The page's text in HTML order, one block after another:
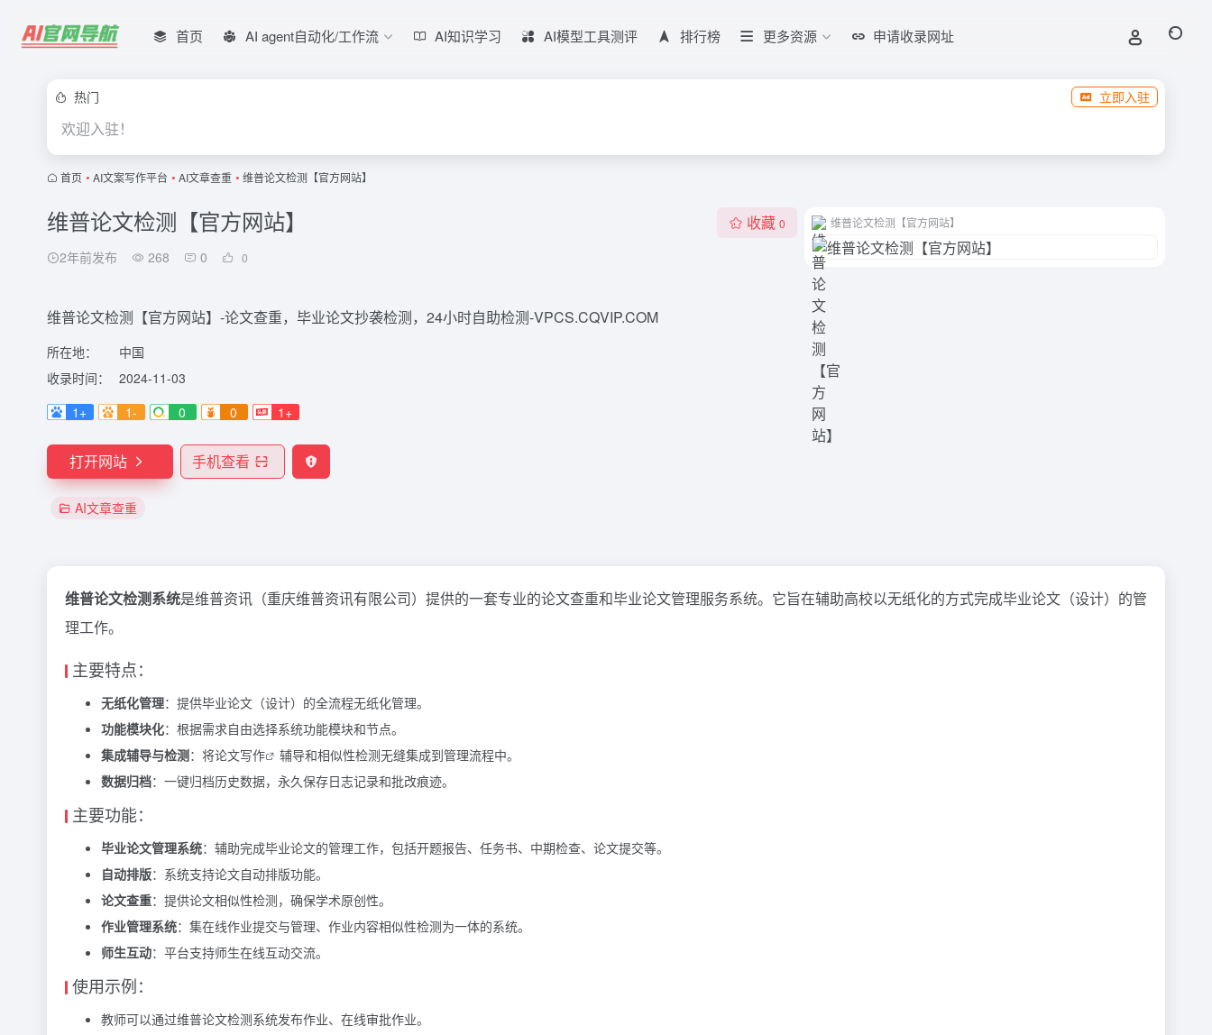
首页 AI agent自动化/工作流 AI知识学习 AI模型工具测评 排行榜 更多资源 申请收录网址
热门 立即入驻
欢迎入驻！
首页 • AI文案写作平台 • AI文章查重 • 维普论文检测【官方网站】
维普论文检测【官方网站】
2年前发布 268 0 0
收藏 0
维普论文检测【官方网站】-论文查重，毕业论文抄袭检测，24小时自助检测-VPCS.CQVIP.COM
所在地：
中国
收录时间：
2024-11-03
1+
1- 0 0 1+
打开网站 手机查看
AI文章查重
维普论文检测【官方网站】
维普论文检测系统是维普资讯（重庆维普资讯有限公司）提供的一套专业的论文查重和毕业论文管理服务系统。它旨在辅助高校以无纸化的方式完成毕业论文（设计）的管
理工作。
主要特点：
无纸化管理：提供毕业论文（设计）的全流程无纸化管理。
功能模块化：根据需求自由选择系统功能模块和节点。
集成辅导与检测：将论文写作
辅导和相似性检测无缝集成到管理流程中。
数据归档：一键归档历史数据，永久保存日志记录和批改痕迹。
主要功能：
毕业论文管理系统：辅助完成毕业论文的管理工作，包括开题报告、任务书、中期检查、论文提交等。
自动排版：系统支持论文自动排版功能。
论文查重：提供论文相似性检测，确保学术原创性。
作业管理系统：集在线作业提交与管理、作业内容相似性检测为一体的系统。
师生互动：平台支持师生在线互动交流。
使用示例：
教师可以通过维普论文检测系统发布作业、在线审批作业。